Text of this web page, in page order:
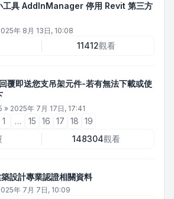
工具 AddInManager 停用 Revit 第三方
年 8月 13日, 10:08
11412觀看
覆即送您支吊架元件-若有無法下載或使
» 2025年 7月 17日, 17:41
1 … 15 16 17 18
19
148304觀看
設計專業認證相關資料
年 7月 7日, 10:09